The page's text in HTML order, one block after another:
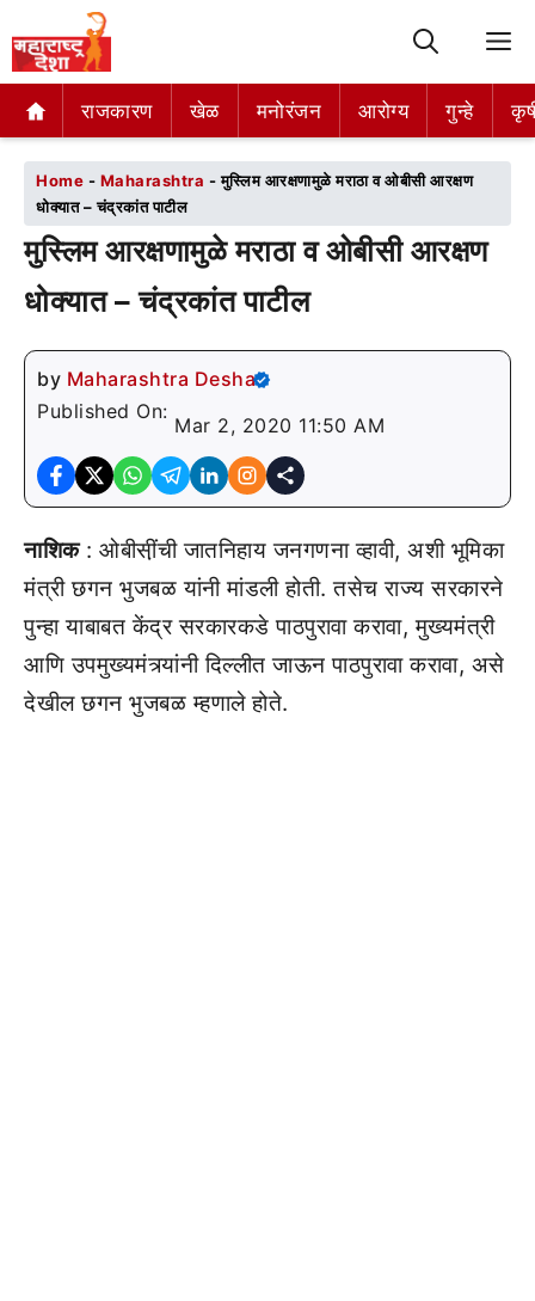
राजकारण खेळ मनोरंजन आरोग्य गुन्हे
राजकारण खेळ मनोरंजन आरोग्य गुन्हे
Home - Maharashtra -मुस्लिम आरक्षणामुळे मराठा व ओबीसी आरक्षण
धोक्यात – चंद्रकांत पाटील
मुस्लिम आरक्षणामुळे मराठा व ओबीसी आरक्षण
धोक्यात – चंद्रकांत पाटील
by Maharashtra Desha
Published On:
Mar 2, 2020 11:50 AM
नाशिक: ओबीसी़ंची जातनिहाय जनगणना व्हावी, अशी भूमिका
मंत्री छगन भुजबळ यांनी मांडली होती. तसेच राज्य सरकारने
पुन्हा याबाबत केंद्र सरकारकडे पाठपुरावा करावा, मुख्यमंत्री
आणि उपमुख्यमंत्र्यांनी दिल्लीत जाऊन पाठपुरावा करावा, असे
देखील छगन भुजबळ म्हणाले होते.